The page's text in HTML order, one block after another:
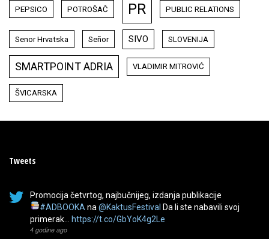
PEPSICO POTROŠAČ PR PUBLIC RELATIONS
Senor Hrvatska Señor SIVO SLOVENIJA
SMARTPOINT ADRIA VLADIMIR MITROVIĆ
ŠVICARSKA
Tweets
Promocija četvrtog, najbučnijeg, izdanja publikacije
#ADBOOKA na @KaktusFestival Da li ste nabavili svoj
primerak…
https://t.co/GbYoK4g2Le
4 godine ago